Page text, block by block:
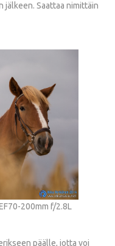
jälkeen. Saattaa nimittäin
200mm f/2.8L
päälle, jotta voi